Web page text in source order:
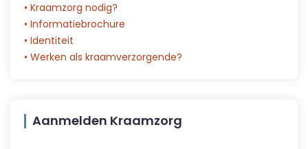
• Kraamzorg nodig?
• Informatiebrochure
• Identiteit
• Werken als kraamverzorgende?
Aanmelden Kraamzorg